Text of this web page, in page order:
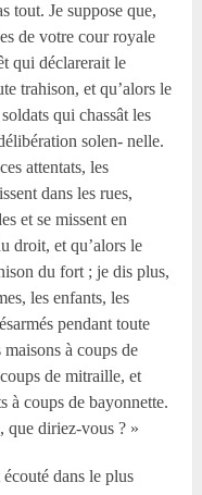
tout. Je suppose que,
de votre cour royale
qui déclarerait le
trahison, et qu’alors le
qui chassât les
solen- nelle.
attentats, les
dans les rues,
et se missent en
droit, et qu’alors le
du fort ; je dis plus,
les enfants, les
pendant toute
à coups de
de mitraille, et
à coups de bayonnette.
que diriez-vous ? »
dans le plus